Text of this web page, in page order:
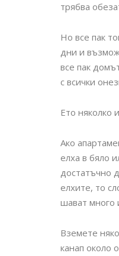
трябва
Но все пак
дни и
все пак
с всички
Ето няколко
Ако
елха в бяло
достатъчно
елхите, то
шават много
Вземете
канап около